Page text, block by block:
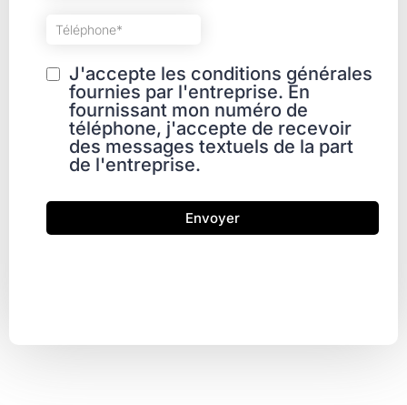
J'accepte les conditions générales
fournies par l'entreprise. En
fournissant mon numéro de
téléphone, j'accepte de recevoir
des messages textuels de la part
de l'entreprise.
Envoyer